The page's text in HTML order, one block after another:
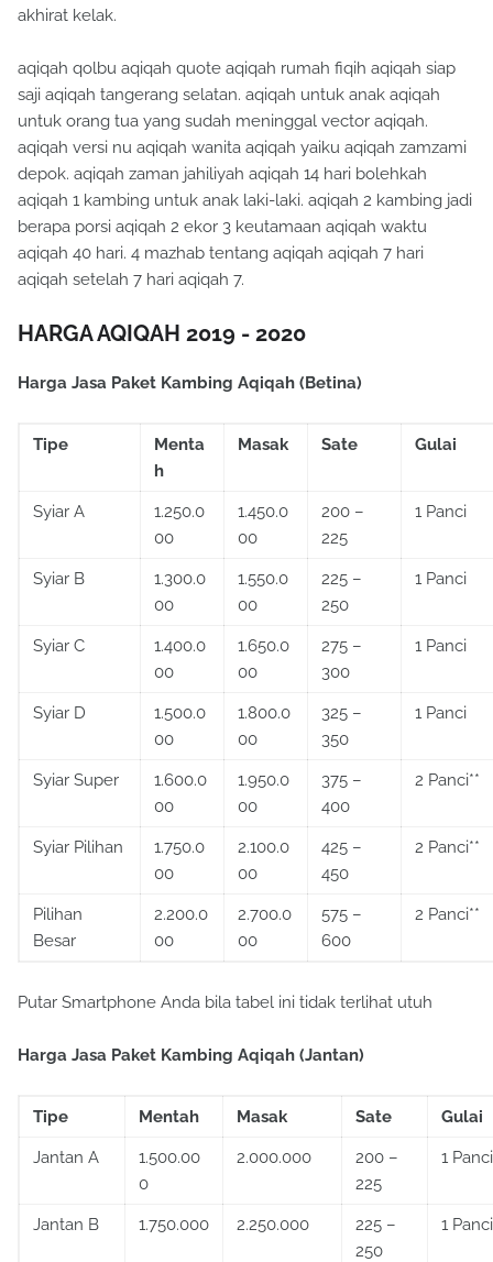
akhirat kelak.
aqiqah qolbu aqiqah quote aqiqah rumah fiqih aqiqah siap
saji aqiqah tangerang selatan. aqiqah untuk anak aqiqah
untuk orang tua yang sudah meninggal vector aqiqah.
aqiqah versi nu aqiqah wanita aqiqah yaiku aqiqah zamzami
depok. aqiqah zaman jahiliyah aqiqah 14 hari bolehkah
aqiqah 1 kambing untuk anak laki-laki. aqiqah 2 kambing jadi
berapa porsi aqiqah 2 ekor 3 keutamaan aqiqah waktu
aqiqah 40 hari. 4 mazhab tentang aqiqah aqiqah 7 hari
aqiqah setelah 7 hari aqiqah 7.
HARGA AQIQAH 2019 - 2020
Harga Jasa Paket Kambing Aqiqah (Betina)
Tipe
Menta
h
Masak Sate Gulai
Syiar A
1.250.0
00
1.450.0
00
200 –
225
1 Panci
Syiar B
1.300.0
00
1.550.0
00
225 –
250
1 Panci
Syiar C
1.400.0
00
1.650.0
00
275 –
300
1 Panci
Syiar D
1.500.0
00
1.800.0
00
325 –
350
1 Panci
Syiar Super
1.600.0
00
1.950.0
00
375 –
400
2 Panci**
Syiar Pilihan
1.750.0
00
2.100.0
00
425 –
450
2 Panci**
Pilihan
Besar
2.200.0
00
2.700.0
00
575 –
600
2 Panci**
Putar Smartphone Anda bila tabel ini tidak terlihat utuh
Harga Jasa Paket Kambing Aqiqah (Jantan)
Tipe Mentah Masak Sate Gulai
Jantan A
1.500.00
0
2.000.000
200 –
225
1 Panci
Jantan B 1.750.000 2.250.000
225 –
250
1 Panci